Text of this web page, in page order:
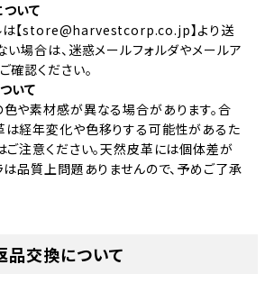
いて
は【store@harvestcorp.co.jp】より送
い場合は、迷惑メールフォルダやメールア
確認ください。
いて
や素材感が異なる場合があります。合
経年変化や色移りする可能性があるた
ご注意ください。天然皮革には個体差が
は品質上問題ありませんので、予めご了承
品交換について